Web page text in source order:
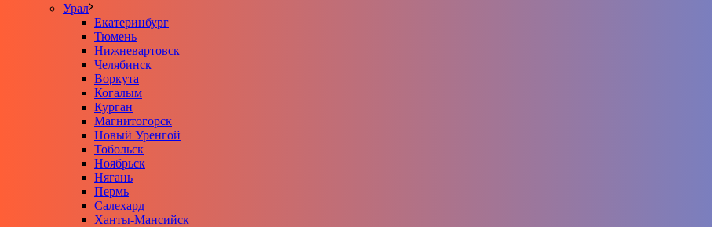
Урал
Екатеринбург
Тюмень
Нижневартовск
Челябинск
Воркута
Когалым
Курган
Магнитогорск
Новый Уренгой
Тобольск
Ноябрьск
Нягань
Пермь
Салехард
Ханты-Мансийск